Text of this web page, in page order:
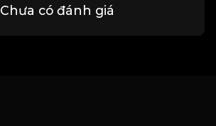
Chưa có đánh giá